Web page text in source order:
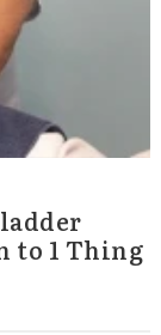
to 1 Thing